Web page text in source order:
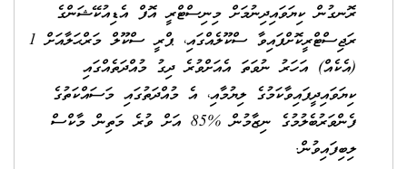
ރޮނގުން ކިޔަވައިދިނުމަށް މިނިސްޓްރީ އޮފް އެޑިއުކޭޝަންގެ
ރަޖިސްޓްރީކޮށްފައިވާ ސްކޫލެއްގައި، ޕްރީ ސްކޫލް މަރްޙަލާއަށް 1
(އެކެއް) އަހަރު ނުވަތަ އެއަށްވުރެ ދިގު މުއްދަތެއްގައި
ކިޔަވައިދީފައިވާކަމުގެ ލިޔުމާއި، އެ މުއްދަތުގައި މަސައްކަތުގެ
ފެންވަރުބެލުމުގެ ނިޒާމުން %85 އަށް ވުރެ މަތިން މާކްސް
ލިބިފައިވުން.